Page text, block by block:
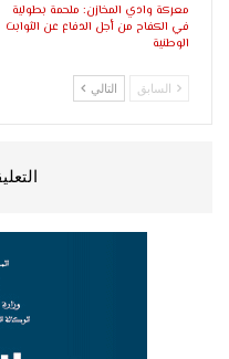
معركة وادي المخازن: ملحمة بطولية
في الكفاح من أجل الدفاع عن الثوابت
الوطنية
السابق التالي